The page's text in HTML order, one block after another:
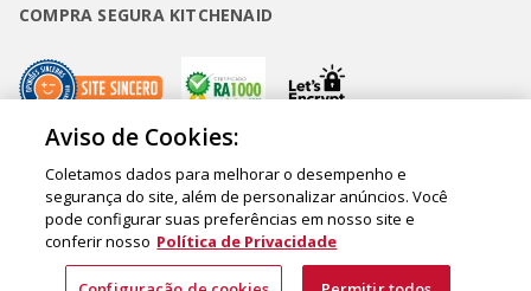
COMPRA SEGURA KITCHENAID
Copyright • BUD Comércio de Eletrodomésticos Ltda. ® 2020 - CNPJ
62.058.318/0007-76. - Inscrição Municipal/Estadual 148.044.198.118 Sede:
Rua Olympia Semeraro, 675 - Jardim Santa Emília - CEP 04183-090 - São
Paulo - SP - Brasil
Aviso de Cookies:
Coletamos dados para melhorar o desempenho e
segurança do site, além de personalizar anúncios. Você
pode configurar suas preferências em nosso site e
conferir nosso Política de Privacidade